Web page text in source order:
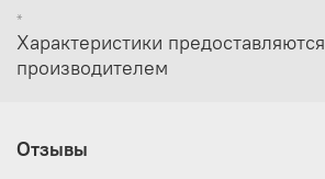
*
Характеристики предоставляются
производителем
Отзывы